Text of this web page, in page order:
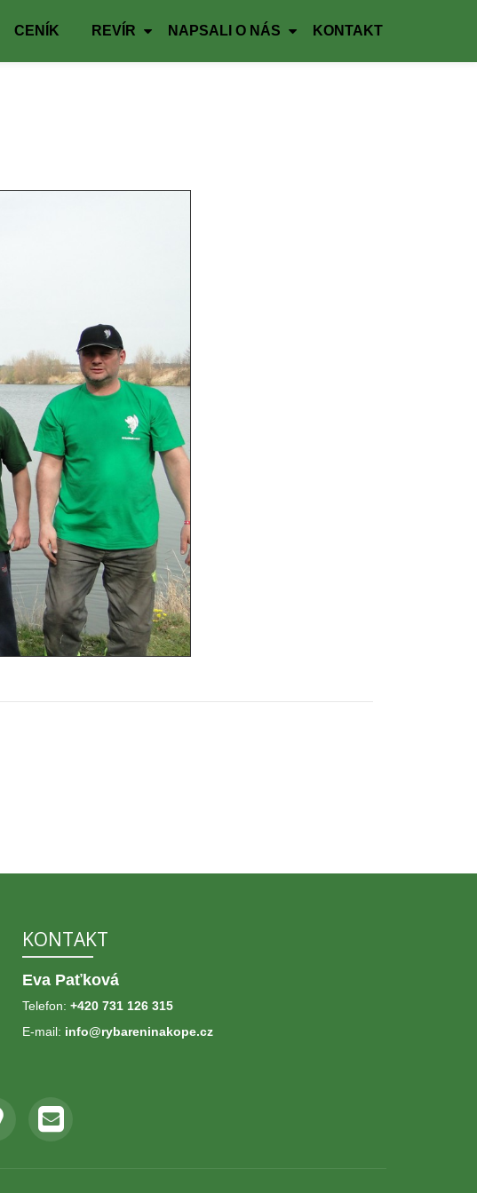
CENÍK REVÍR NAPSALI O NÁS KONTAKT
KONTAKT
Eva Paťková
Telefon: +420 731 126 315
E-mail: info@rybareninakope.cz
fa-
envelope-